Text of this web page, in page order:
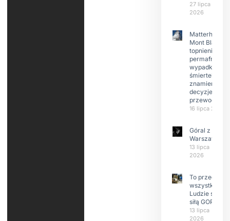
27 lipca
2026
Matterhorn i
Mont Blanc:
topnienie
permafrost,
wypadki
śmiertelne,
znamienne
decyzje
16 lipca 2026
Góral z
Warszawy.
13 lipca
2026
To przede
wszystkim
Ludzie są
siłą GOPR
13 lipca
2026